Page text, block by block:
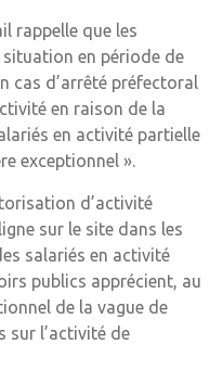
rappelle que les
en période de
cas d’arrêté préfectoral
en raison de la
en activité partielle
exceptionnel ».
d’activité
sur le site dans les
salariés en activité
publics apprécient, au
de la vague de
sur l’activité de